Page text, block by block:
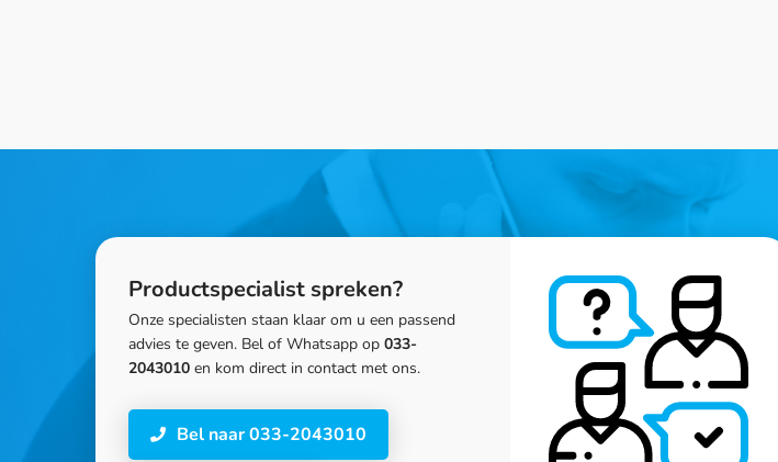
Productspecialist spreken?
Onze specialisten staan klaar om u een passend
advies te geven. Bel of Whatsapp op 033-
2043010 en kom direct in contact met ons.
Bel naar 033-2043010